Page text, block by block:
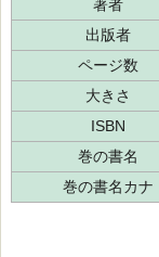
著者
出版者
ページ数
大きさ
ISBN
巻の書名
巻の書名カナ